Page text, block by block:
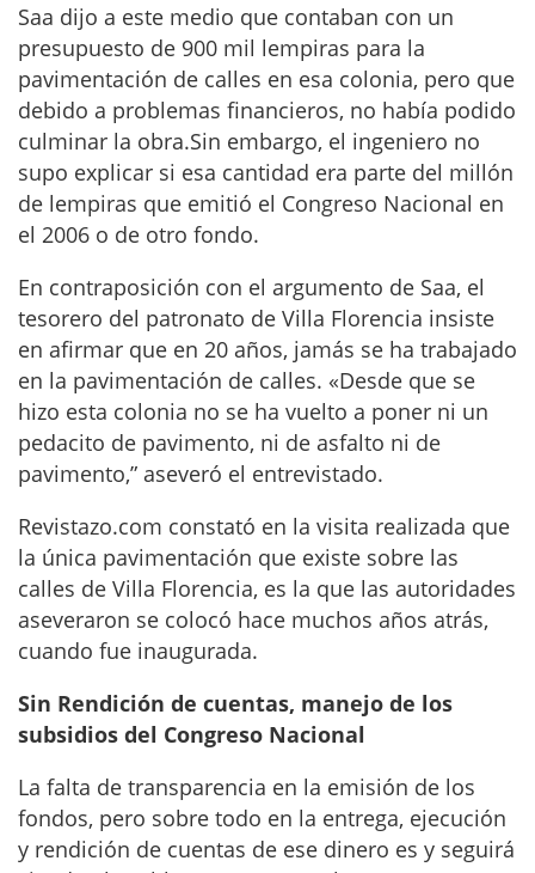
Saa dijo a este medio que contaban con un
presupuesto de 900 mil lempiras para la
pavimentación de calles en esa colonia, pero que
debido a problemas financieros, no había podido
culminar la obra.Sin embargo, el ingeniero no
supo explicar si esa cantidad era parte del millón
de lempiras que emitió el Congreso Nacional en
el 2006 o de otro fondo.
En contraposición con el argumento de Saa, el
tesorero del patronato de Villa Florencia insiste
en afirmar que en 20 años, jamás se ha trabajado
en la pavimentación de calles. «Desde que se
hizo esta colonia no se ha vuelto a poner ni un
pedacito de pavimento, ni de asfalto ni de
pavimento,” aseveró el entrevistado.
Revistazo.com constató en la visita realizada que
la única pavimentación que existe sobre las
calles de Villa Florencia, es la que las autoridades
aseveraron se colocó hace muchos años atrás,
cuando fue inaugurada.
Sin Rendición de cuentas, manejo de los
subsidios del Congreso Nacional
La falta de transparencia en la emisión de los
fondos, pero sobre todo en la entrega, ejecución
y rendición de cuentas de ese dinero es y seguirá